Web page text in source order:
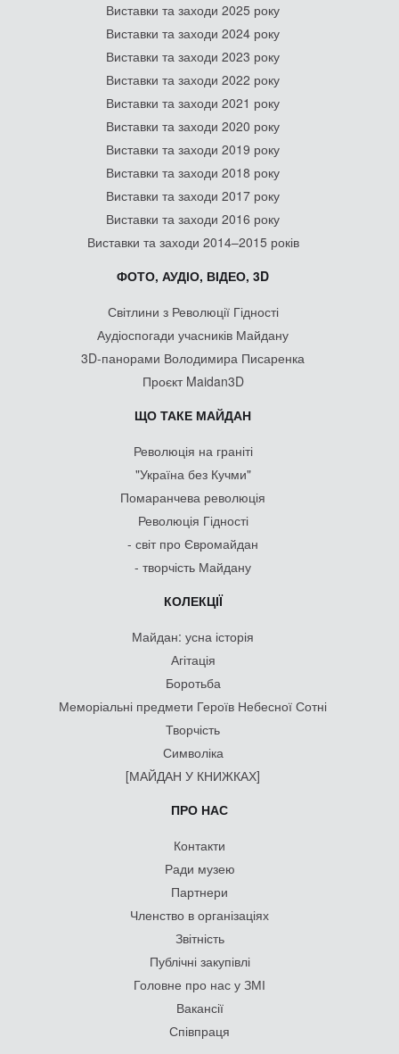
Виставки та заходи 2025 року
Виставки та заходи 2024 року
Виставки та заходи 2023 року
Виставки та заходи 2022 року
Виставки та заходи 2021 року
Виставки та заходи 2020 року
Виставки та заходи 2019 року
Виставки та заходи 2018 року
Виставки та заходи 2017 року
Виставки та заходи 2016 року
Виставки та заходи 2014–2015 років
ФОТО, АУДІО, ВІДЕО, 3D
Світлини з Революції Гідності
Аудіоспогади учасників Майдану
3D-панорами Володимира Писаренка
Проєкт Maidan3D
ЩО ТАКЕ МАЙДАН
Революція на граніті
"Україна без Кучми"
Помаранчева революція
Революція Гідності
- світ про Євромайдан
- творчість Майдану
КОЛЕКЦІЇ
Майдан: усна історія
Агітація
Боротьба
Меморіальні предмети Героїв Небесної Сотні
Творчість
Символіка
[МАЙДАН У КНИЖКАХ]
ПРО НАС
Контакти
Ради музею
Партнери
Членство в організаціях
Звітність
Публічні закупівлі
Головне про нас у ЗМІ
Вакансії
Співпраця